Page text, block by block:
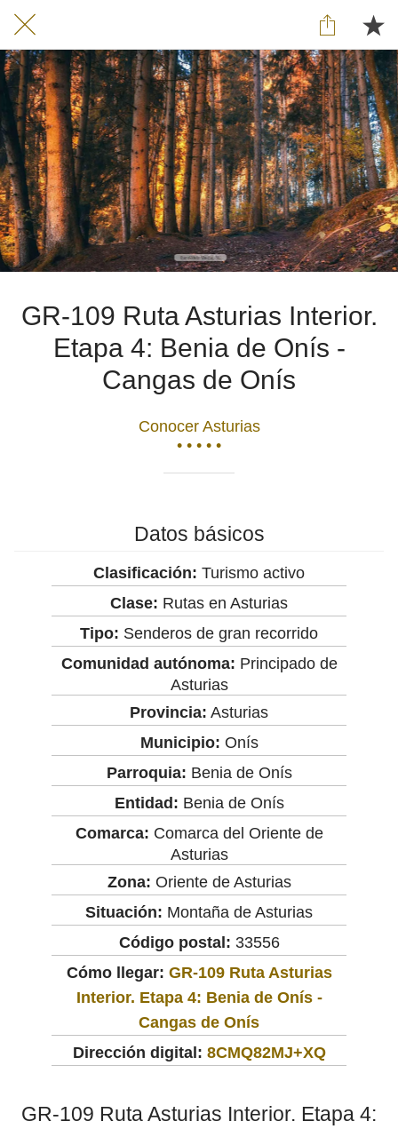
GR-109 Ruta Asturias Interior.
Etapa 4: Benia de Onís -
Cangas de Onís
Conocer Asturias
• • • • •
Datos básicos
Clasificación: Turismo activo
Clase: Rutas en Asturias
Tipo: Senderos de gran recorrido
Comunidad autónoma: Principado de
Asturias
Provincia: Asturias
Municipio: Onís
Parroquia: Benia de Onís
Entidad: Benia de Onís
Comarca: Comarca del Oriente de
Asturias
Zona: Oriente de Asturias
Situación: Montaña de Asturias
Código postal: 33556
Cómo llegar: GR-109 Ruta Asturias
Interior. Etapa 4: Benia de Onís -
Cangas de Onís
Dirección digital: 8CMQ82MJ+XQ
GR-109 Ruta Asturias Interior. Etapa 4: